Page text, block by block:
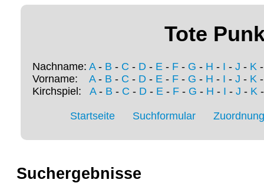
Tote
Nachname: A- B - C - D - E - F - G - H - I - J - K
Vorname: A- B - C - D - E - F - G - H - I - J - K
Kirchspiel: A- B - C - D- E- F- G - H - I - J - K
Startseite Suchformular
Suchergebnisse